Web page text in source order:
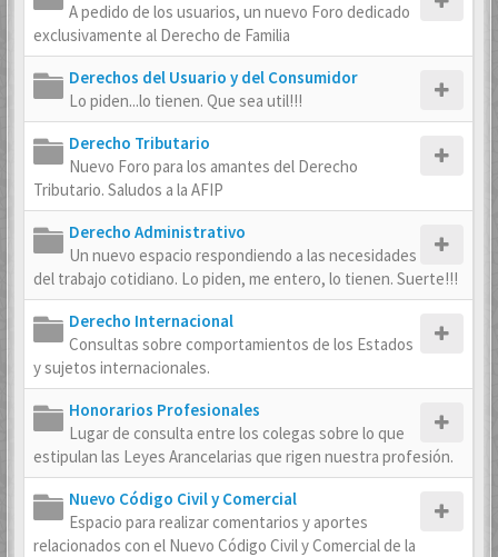
A pedido de los usuarios, un nuevo Foro dedicado
exclusivamente al Derecho de Familia
Derechos del Usuario y del Consumidor
Lo piden...lo tienen. Que sea util!!!
Derecho Tributario
Nuevo Foro para los amantes del Derecho
Tributario. Saludos a la AFIP
Derecho Administrativo
Un nuevo espacio respondiendo a las necesidades
del trabajo cotidiano. Lo piden, me entero, lo tienen. Suerte!!!
Derecho Internacional
Consultas sobre comportamientos de los Estados
y sujetos internacionales.
Honorarios Profesionales
Lugar de consulta entre los colegas sobre lo que
estipulan las Leyes Arancelarias que rigen nuestra profesión.
Nuevo Código Civil y Comercial
Espacio para realizar comentarios y aportes
relacionados con el Nuevo Código Civil y Comercial de la